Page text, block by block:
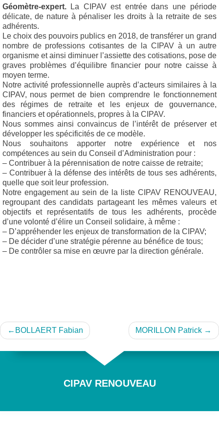
Géomètre-expert.La CIPAV est entrée dans une période
délicate, de nature à pénaliser les droits à la retraite de ses
adhérents.
Le choix des pouvoirs publics en 2018, de transférer un grand
nombre de professions cotisantes de la CIPAV à un autre
organisme et ainsi diminuer l’assiette des cotisations, pose de
graves problèmes d’équilibre financier pour notre caisse à
moyen terme.
Notre activité professionnelle auprès d’acteurs similaires à la
CIPAV, nous permet de bien comprendre le fonctionnement
des régimes de retraite et les enjeux de gouvernance,
financiers et opérationnels, propres à la CIPAV.
Nous sommes ainsi convaincus de l’intérêt de préserver et
développer les spécificités de ce modèle.
Nous souhaitons apporter notre expérience et nos
compétences au sein du Conseil d’Administration pour :
– Contribuer à la pérennisation de notre caisse de retraite;
– Contribuer à la défense des intérêts de tous ses adhérents,
quelle que soit leur profession.
Notre engagement au sein de la liste CIPAV RENOUVEAU,
regroupant des candidats partageant les mêmes valeurs et
objectifs et représentatifs de tous les adhérents, procède
d’une volonté d’élire un Conseil solidaire, à même :
– D’appréhender les enjeux de transformation de la CIPAV;
– De décider d’une stratégie pérenne au bénéfice de tous;
– De contrôler sa mise en œuvre par la direction générale.
Navigation
de
BOLLAERT Fabian MORILLON Patrick
CIPAV RENOUVEAU